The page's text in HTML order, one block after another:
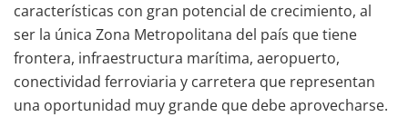
características con gran potencial de crecimiento, al
ser la única Zona Metropolitana del país que tiene
frontera, infraestructura marítima, aeropuerto,
conectividad ferroviaria y carretera que representan
una oportunidad muy grande que debe aprovecharse.